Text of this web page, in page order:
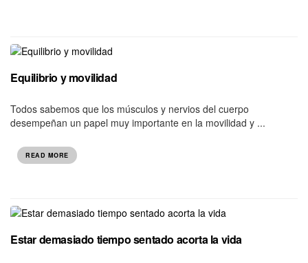
Equilibrio y movilidad
Todos sabemos que los músculos y nervios del cuerpo
desempeñan un papel muy importante en la movilidad y ...
READ MORE
Estar demasiado tiempo sentado acorta la vida